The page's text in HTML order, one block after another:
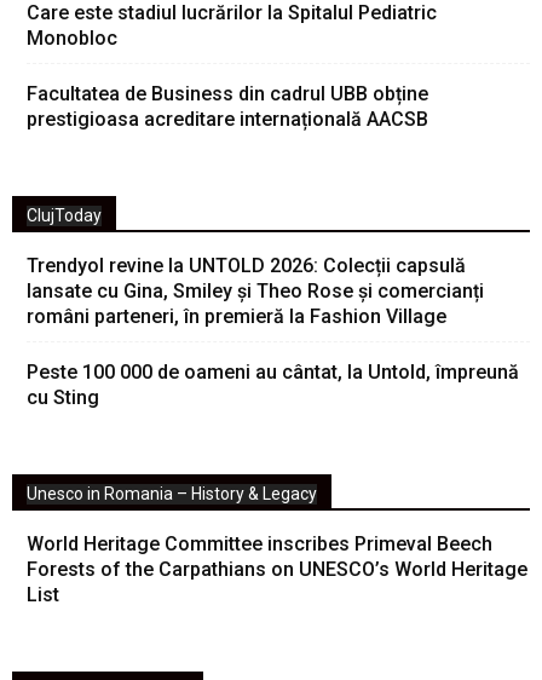
Care este stadiul lucrărilor la Spitalul Pediatric
Monobloc
Facultatea de Business din cadrul UBB obține
prestigioasa acreditare internațională AACSB
ClujToday
Trendyol revine la UNTOLD 2026: Colecții capsulă
lansate cu Gina, Smiley și Theo Rose și comercianți
români parteneri, în premieră la Fashion Village
Peste 100 000 de oameni au cântat, la Untold, împreună
cu Sting
Unesco in Romania – History & Legacy
World Heritage Committee inscribes Primeval Beech
Forests of the Carpathians on UNESCO’s World Heritage
List